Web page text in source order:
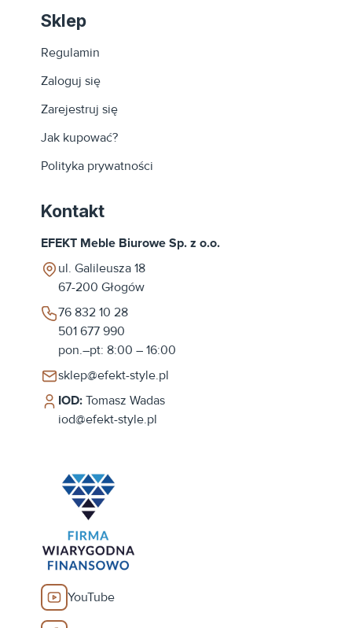
Sklep
Regulamin
Zaloguj się
Zarejestruj się
Jak kupować?
Polityka prywatności
Kontakt
EFEKT Meble Biurowe Sp. z o.o.
ul. Galileusza 18
67-200 Głogów
76 832 10 28
501 677 990
pon.–pt: 8:00 – 16:00
sklep@efekt-style.pl
IOD: Tomasz Wadas
iod@efekt-style.pl
YouTube